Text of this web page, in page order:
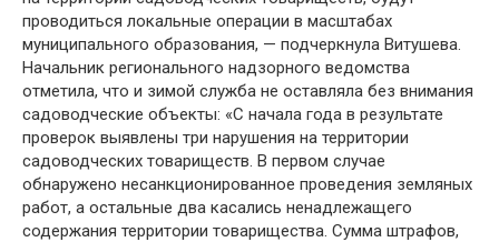
проводиться локальные операции в масштабах
муниципального образования, — подчеркнула Витушева.
Начальник регионального надзорного ведомства
отметила, что и зимой служба не оставляла без внимания
садоводческие объекты: «С начала года в результате
проверок выявлены три нарушения на территории
садоводческих товариществ. В первом случае
обнаружено несанкционированное проведения земляных
работ, а остальные два касались ненадлежащего
содержания территории товарищества. Сумма штрафов,